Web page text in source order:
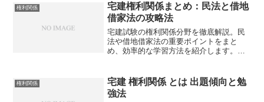
権利関係
宅建権利関係まとめ：民法と借地
借家法の攻略法
宅建試験の権利関係分野を徹底解説。民
法や借地借家法の重要ポイントをまと
め、効率的な学習方法を紹介します。こ
権利関係
宅建 権利関係 とは 出題傾向と勉
強法